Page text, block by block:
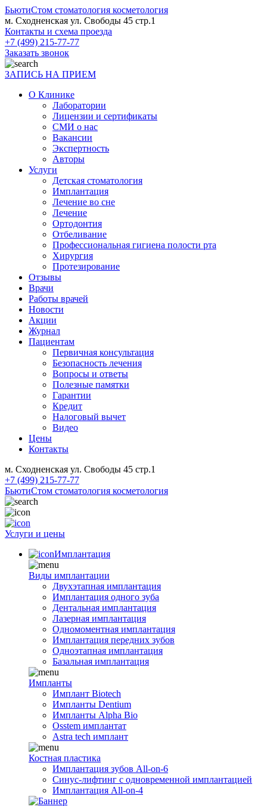
БьютиСтом стоматология косметология
м. Сходненская ул. Свободы 45 стр.1
Контакты и схема проезда
+7 (499) 215-77-77
Заказать звонок
ЗАПИСЬ НА ПРИЕМ
О Клинике
Лаборатории
Лицензии и сертификаты
СМИ о нас
Вакансии
Экспертность
Авторы
Услуги
Детская стоматология
Имплантация
Лечение во сне
Лечение
Ортодонтия
Отбеливание
Профессиональная гигиена полости рта
Хирургия
Протезирование
Отзывы
Врачи
Работы врачей
Новости
Акции
Журнал
Пациентам
Первичная консультация
Безопасность лечения
Вопросы и ответы
Полезные памятки
Гарантии
Кредит
Налоговый вычет
Видео
Цены
Контакты
м. Сходненская ул. Свободы 45 стр.1
+7 (499) 215-77-77
БьютиСтом стоматология косметология
Услуги и цены
Имплантация
Виды имплантации
Двухэтапная имплантация
Имплантация одного зуба
Дентальная имплантация
Лазерная имплантация
Одномоментная имплантация
Имплантация передних зубов
Одноэтапная имплантация
Базальная имплантация
Импланты
Имплант Biotech
Импланты Dentium
Импланты Alpha Bio
Osstem имплантат
Astra tech имплант
Костная пластика
Имплантация зубов All-on-6
Синус-лифтинг с одновременной имплантацией
Имплантация All-on-4